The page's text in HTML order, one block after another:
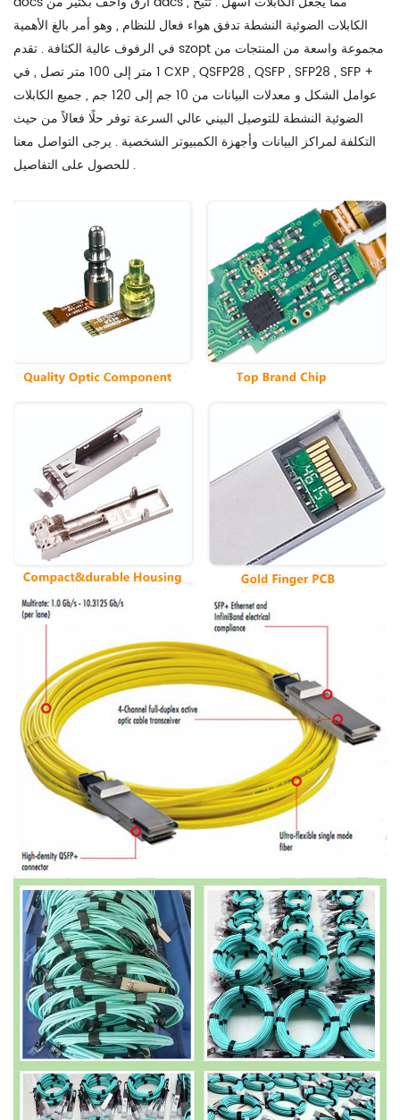
الكابلات الضوئية النشطة تدفق هواء فعال للنظام , وهو أمر بالغ الأهمية
في الرفوف عالية الكثافة . تقدم szopt مجموعة واسعة من المنتجات من
1 متر إلى 100 متر تصل , في CXP , QSFP28 , QSFP , SFP28 , SFP +
عوامل الشكل و معدلات البيانات من 10 جم إلى 120 جم , جميع الكابلات
الضوئية النشطة للتوصيل البيني عالي السرعة توفر حلًا فعالاً من حيث
التكلفة لمراكز البيانات وأجهزة الكمبيوتر الشخصية . يرجى التواصل معنا
للحصول على التفاصيل .